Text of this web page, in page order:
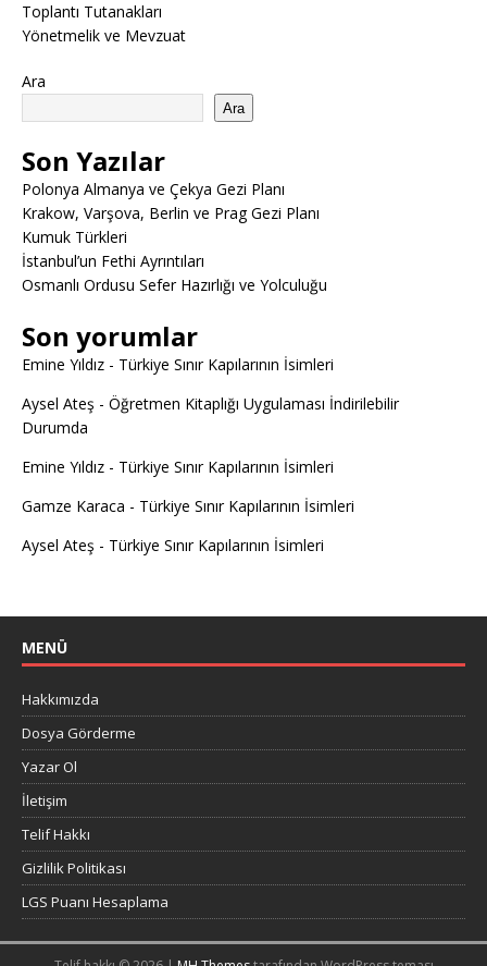
Toplantı Tutanakları
Yönetmelik ve Mevzuat
Ara
Ara
Son Yazılar
Polonya Almanya ve Çekya Gezi Planı
Krakow, Varşova, Berlin ve Prag Gezi Planı
Kumuk Türkleri
İstanbul’un Fethi Ayrıntıları
Osmanlı Ordusu Sefer Hazırlığı ve Yolculuğu
Son yorumlar
Emine Yıldız - Türkiye Sınır Kapılarının İsimleri
Aysel Ateş - Öğretmen Kitaplığı Uygulaması İndirilebilir
Durumda
Emine Yıldız - Türkiye Sınır Kapılarının İsimleri
Gamze Karaca - Türkiye Sınır Kapılarının İsimleri
Aysel Ateş - Türkiye Sınır Kapılarının İsimleri
MENÜ
Hakkımızda
Dosya Görderme
Yazar Ol
İletişim
Telif Hakkı
Gizlilik Politikası
LGS Puanı Hesaplama